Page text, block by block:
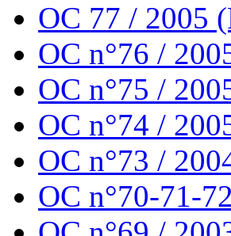
OC 77 / 2005
OC n°76 /
OC n°75 /
OC n°74 /
OC n°73 /
OC n°70-71-